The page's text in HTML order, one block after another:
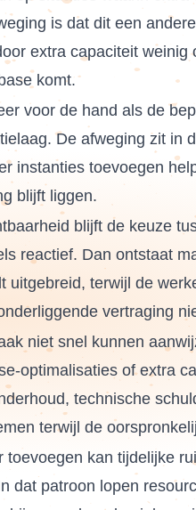
is dat dit een
extra capaciteit weinig
komt.
voor de hand als de
De afweging zit in
instanties toevoegen
blijft liggen.
blijft de keuze
reactief. Dan ontstaat
uitgebreid, terwijl de
vertraging
niet snel kunnen
optimalisaties of extra
technische
terwijl de
toevoegen kan tijdelijke
dat patroon lopen